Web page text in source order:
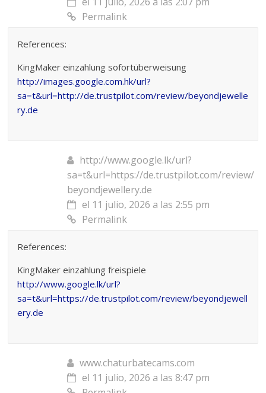
Permalink
References:
KingMaker einzahlung sofortüberweisung
http://images.google.com.hk/url?
sa=t&url=http://de.trustpilot.com/review/beyondjewelle
ry.de
http://www.google.lk/url?
sa=t&url=https://de.trustpilot.com/review/
beyondjewellery.de
el 11 julio, 2026 a las 2:55 pm
Permalink
References:
KingMaker einzahlung freispiele
http://www.google.lk/url?
sa=t&url=https://de.trustpilot.com/review/beyondjewell
ery.de
www.chaturbatecams.com
el 11 julio, 2026 a las 8:47 pm